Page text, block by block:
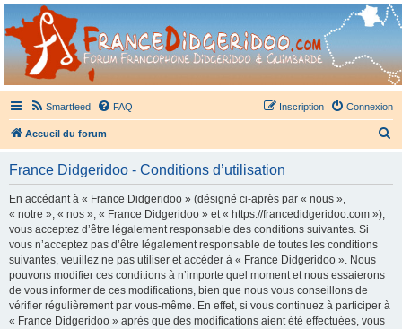
France Didgeridoo
Didgeridoo et Guimbarde sur France Didgeridoo - retrouvez la communauté.
Smartfeed FAQ Connexion
Inscription
Accueil du forum
France Didgeridoo - Conditions d’utilisation
En accédant à « France Didgeridoo » (désigné ci-après par « nous »,
« notre », « nos », « France Didgeridoo » et « https://francedidgeridoo.com »),
vous acceptez d’être légalement responsable des conditions suivantes. Si
vous n’acceptez pas d’être légalement responsable de toutes les conditions
suivantes, veuillez ne pas utiliser et accéder à « France Didgeridoo ». Nous
pouvons modifier ces conditions à n’importe quel moment et nous essaierons
de vous informer de ces modifications, bien que nous vous conseillons de
vérifier régulièrement par vous-même. En effet, si vous continuez à participer à
« France Didgeridoo » après que des modifications aient été effectuées, vous